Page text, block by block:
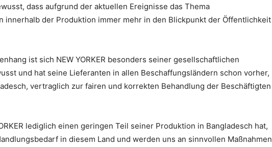
dass aufgrund der aktuellen Ereignisse das Thema
innerhalb der Produktion immer mehr in den Blickpunkt der Öffentlichkeit
ist sich NEW YORKER besonders seiner gesellschaftlichen
und hat seine Lieferanten in allen Beschaffungsländern schon vorher,
vertraglich zur fairen und korrekten Behandlung der Beschäftigten
lediglich einen geringen Teil seiner Produktion in Bangladesch hat,
in diesem Land und werden uns an sinnvollen Maßnahmen